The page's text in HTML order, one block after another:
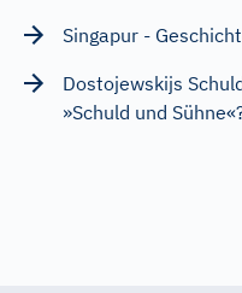
Singapur -
Dostojewskijs
»Schuld und